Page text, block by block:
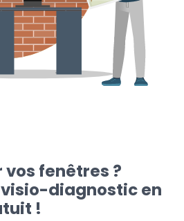
vos fenêtres ?
diagnostic en
!